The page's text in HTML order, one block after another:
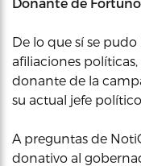
De lo que sí se
afiliaciones
donante de la
su actual jefe
A preguntas de
donativo al